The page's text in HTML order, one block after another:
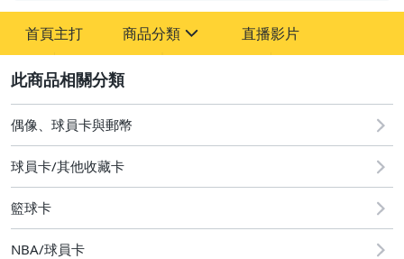
首頁主打 商品分類
偶像、球員卡與郵幣
直播影片
偶像、球員卡與郵幣
球員卡/其他收藏卡
籃球卡
NBA/球員卡